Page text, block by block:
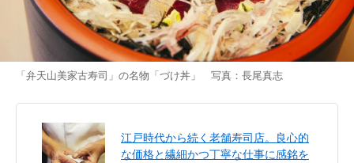
「弁天山美家古寿司」の名物「づけ丼」 写真：長尾真志
江戸時代から続く老舗寿司店。良心的
な価格と繊細かつ丁寧な仕事に感銘を